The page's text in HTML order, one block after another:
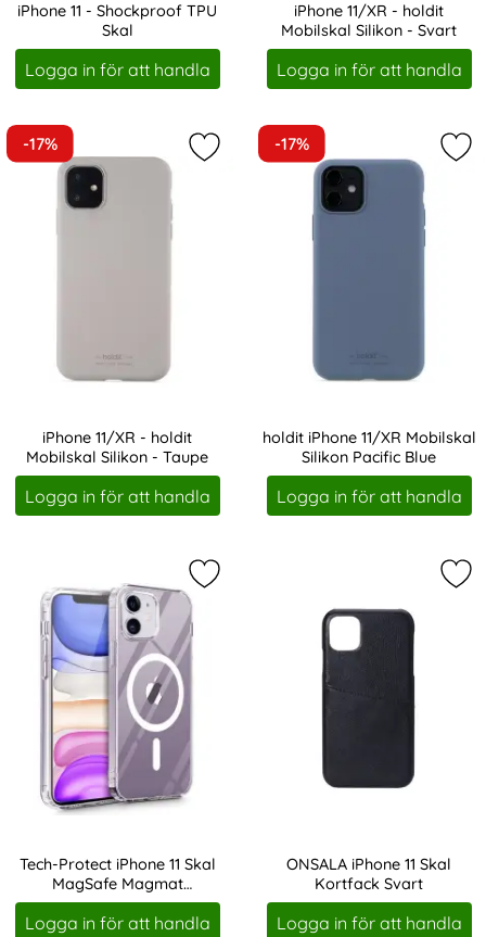
iPhone 11 - Shockproof TPU
Skal
Art. nr 5216
Logga in för att handla
iPhone 11/XR - holdit
Mobilskal Silikon - Svart
Art. nr 19095
Logga in för att handla
-17%
iPhone 11/XR - holdit
Mobilskal Silikon - Taupe
Art. nr 19097
Logga in för att handla
Markera iPhone 11/XR - holdit
-17%
holdit iPhone 11/XR Mobilskal
Silikon Pacific Blue
Art. nr 203835
Logga in för att handla
Tech-Protect iPhone 11 Skal
MagSafe Magmat
Transparent
Art. nr 205928
Logga in för att handla
Markera tech-Protect iPhone 11
ONSALA iPhone 11 Skal
Kortfack Svart
Art. nr 207322
Logga in för att handla